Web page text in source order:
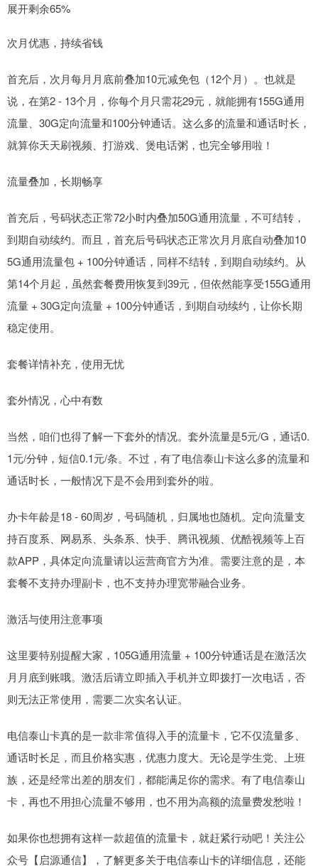
展开剩余65%
次月优惠，持续省钱
首充后，次月每月月底前叠加10元减免包（12个月）。也就是
说，在第2 - 13个月，你每个月只需花29元，就能拥有155G通用
流量、30G定向流量和100分钟通话。这么多的流量和通话时长，
就算你天天刷视频、打游戏、煲电话粥，也完全够用啦！
流量叠加，长期畅享
首充后，号码状态正常72小时内叠加50G通用流量，不可结转，
到期自动续约。而且，首充后号码状态正常次月月底自动叠加10
5G通用流量包 + 100分钟通话，同样不结转，到期自动续约。从
第14个月起，虽然套餐费用恢复到39元，但依然能享受155G通用
流量 + 30G定向流量 + 100分钟通话，到期自动续约，让你长期
稳定使用。
套餐详情补充，使用无忧
套外情况，心中有数
当然，咱们也得了解一下套外的情况。套外流量是5元/G，通话0.
1元/分钟，短信0.1元/条。不过，有了电信泰山卡这么多的流量和
通话时长，一般情况下是不会用到套外的啦。
办卡年龄是18 - 60周岁，号码随机，归属地也随机。定向流量支
持百度系、网易系、头条系、快手、腾讯视频、优酷视频等上百
款APP，具体定向流量请以运营商官方为准。需要注意的是，本
套餐不支持办理副卡，也不支持办理宽带融合业务。
激活与使用注意事项
这里要特别提醒大家，105G通用流量 + 100分钟通话是在激活次
月月底到账哦。激活后请立即插入手机并立即拨打一次电话，否
则无法正常使用，需要二次实名认证。
电信泰山卡真的是一款非常值得入手的流量卡，它不仅流量多、
通话时长足，而且价格实惠，优惠力度大。无论是学生党、上班
族，还是经常出差的朋友们，都能满足你的需求。有了电信泰山
卡，再也不用担心流量不够用，也不用为高额的流量费发愁啦！
如果你也想拥有这样一款超值的流量卡，就赶紧行动吧！关注公
众号【启源通信】，了解更多关于电信泰山卡的详细信息，还能